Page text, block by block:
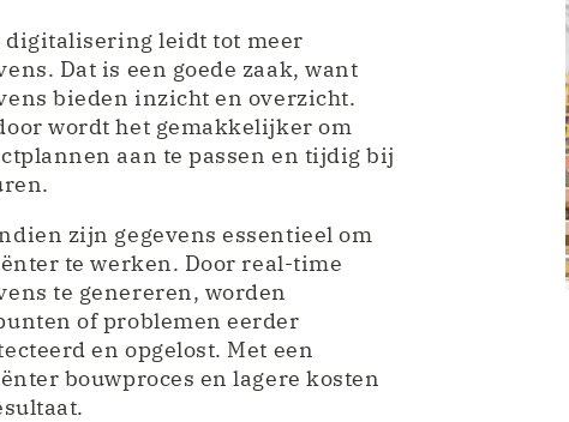
digitalisering leidt tot meer
Dat is een goede zaak, want
bieden inzicht en overzicht.
wordt het gemakkelijker om
aan te passen en tijdig bij
zijn gegevens essentieel om
te werken. Door real-time
te genereren, worden
of problemen eerder
en opgelost. Met een
bouwproces en lagere kosten